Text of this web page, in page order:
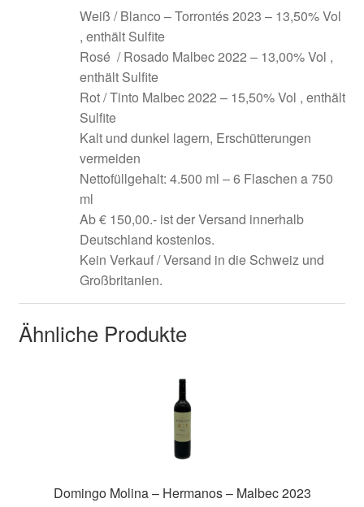
Weiß / Blanco – Torrontés 2023 – 13,50% Vol
, enthält Sulfite
Rosé / Rosado Malbec 2022 – 13,00% Vol ,
enthält Sulfite
Rot / Tinto Malbec 2022 – 15,50% Vol , enthält
Sulfite
Kalt und dunkel lagern, Erschütterungen
vermeiden
Nettofüllgehalt: 4.500 ml – 6 Flaschen a 750
ml
Ab € 150,00.- ist der Versand innerhalb
Deutschland kostenlos.
Kein Verkauf / Versand in die Schweiz und
Großbritanien.
Ähnliche Produkte
Domingo Molina – Hermanos – Malbec 2023